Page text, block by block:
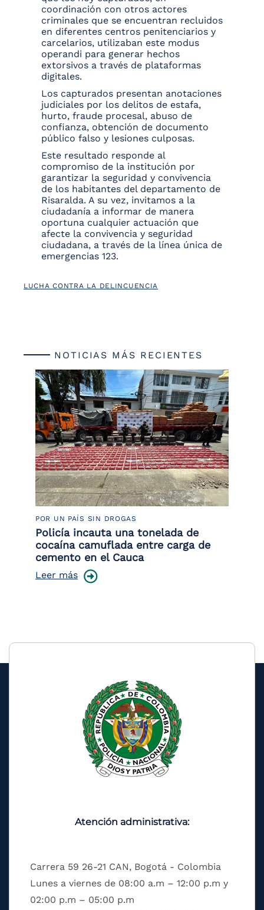
coordinación con otros actores
criminales que se encuentran recluidos
en diferentes centros penitenciarios y
carcelarios, utilizaban este modus
operandi para generar hechos
extorsivos a través de plataformas
digitales.
Los capturados presentan anotaciones
judiciales por los delitos de estafa,
hurto, fraude procesal, abuso de
confianza, obtención de documento
público falso y lesiones culposas.
Este resultado responde al
compromiso de la institución por
garantizar la seguridad y convivencia
de los habitantes del departamento de
Risaralda. A su vez, invitamos a la
ciudadanía a informar de manera
oportuna cualquier actuación que
afecte la convivencia y seguridad
ciudadana, a través de la línea única de
emergencias 123.
LUCHA CONTRA LA DELINCUENCIA
NOTICIAS MÁS RECIENTES
POR UN PAÍS SIN DROGAS
Policía incauta una tonelada de
cocaína camuflada entre carga de
cemento en el Cauca
Leer más
Atención administrativa:
Carrera 59 26-21 CAN, Bogotá - Colombia
Lunes a viernes de 08:00 a.m – 12:00 p.m y
02:00 p.m – 05:00 p.m